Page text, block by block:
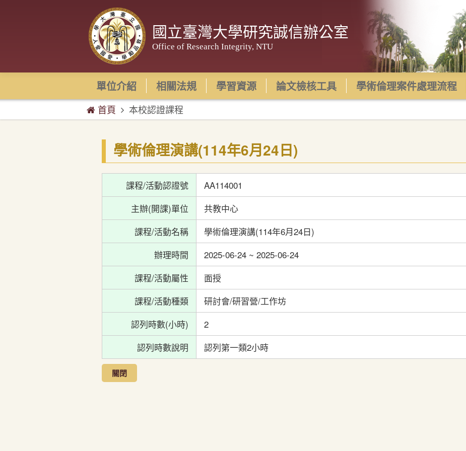
國立臺灣大學研究誠信辦公室
Office of Research Integrity, NTU
單位介紹 相關法規 學習資源 論文檢核工具 學術倫理案件處理流程
首頁 本校認證課程
學術倫理演講(114年6月24日)
課程/活動認證號
AA114001
主辦(開課)單位
共教中心
課程/活動名稱
學術倫理演講(114年6月24日)
辦理時間
2025-06-24 ~ 2025-06-24
課程/活動屬性
面授
課程/活動種類
研討會/研習營/工作坊
認列時數(小時)
2
認列時數說明
認列第一類2小時
關閉